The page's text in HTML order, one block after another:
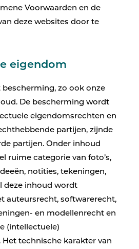
Voorwaarden en de
deze websites door te
eigendom
zo ook onze
De bescherming wordt
eigendomsrechten en
partijen, zijnde
partijen. Onder inhoud
ruime categorie van foto’s,
notities, tekeningen,
deze inhoud wordt
auteursrecht, softwarerecht,
en modellenrecht en
(intellectuele)
technische karakter van